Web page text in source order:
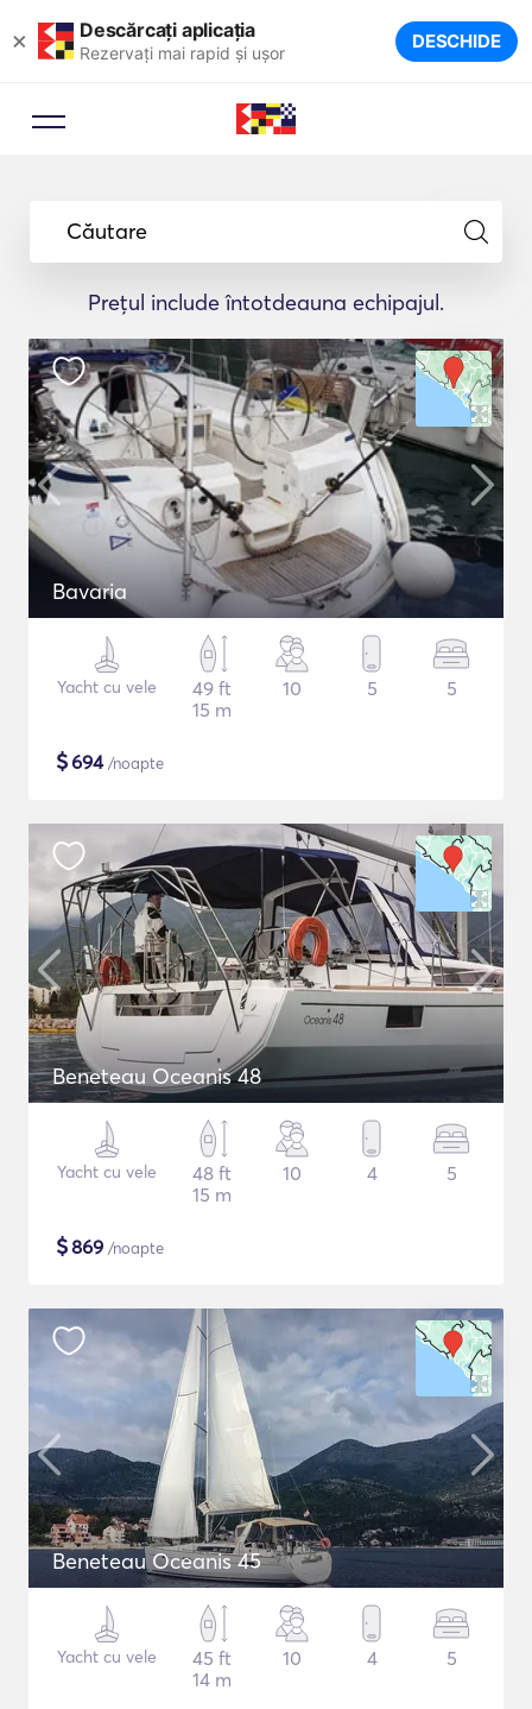
× Descărcați aplicația
Rezervați mai rapid și ușor DESCHIDE
Căutare
Prețul include întotdeauna echipajul.
Bavaria
Yacht cu vele
49 ft
15 m
10 5 5
$694/noapte
Beneteau Oceanis 48
Yacht cu vele
48 ft
15 m
10 4 5
$869 /noapte
Beneteau Oceanis 45
Yacht cu vele
45 ft
14 m
10 4 5